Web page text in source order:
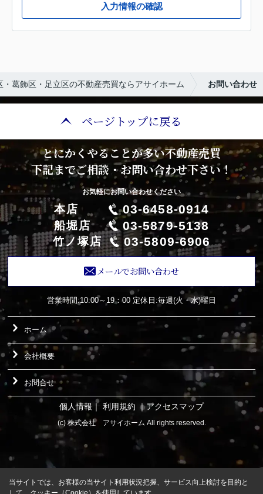
入力情報の確認
・葛飾区・足立区の不動産売買ならアサイホーム お問い合わせ
ページトップに戻る
とにかくやることが多い不動産売買
下記までご相談・お問い合わせ下さい！
お気軽にお問い合わせください
本店 03-6458-0914
船堀店 03-5879-5138
竹ノ塚店 03-5809-6906
メールでお問い合わせ
営業時間:10:00～19：00 定休日:毎週(火・水)曜日
ホーム
会社概要
お問合せ
個人情報 ｜ 利用規約 ｜アクセスマップ
(c) 株式会社 アサイホーム All rights reserved.
当サイトでは、お客様の当サイト利用状況把握、サービス向上検討を目的と